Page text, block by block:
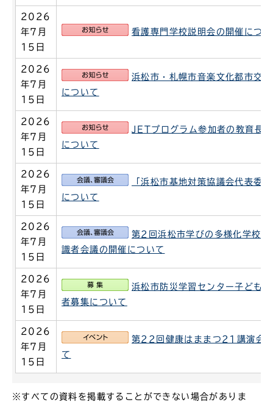
2026
年7月
15日
お知らせ 看護専門学校説明会の開催につ
2026
年7月
15日
お知らせ
浜松市・札幌市音楽文化都市交
について
2026
年7月
15日
お知らせ
JETプログラム参加者の教育長
について
2026
年7月
15日
会議、審議会
「浜松市基地対策協議会代表委
について
2026
年7月
15日
会議、審議会
第2回浜松市学びの多様化学校設
識者会議の開催について
2026
年7月
15日
浜松市防災学習センター子ども
者募集について
2026
年7月
15日
イベント
第22回健康はままつ21講演会
て
※すべての資料を掲載することができない場合がありま